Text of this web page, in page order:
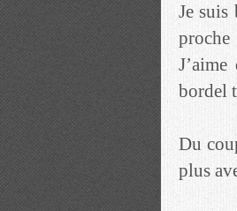
Je suis
bordel
Du
plus